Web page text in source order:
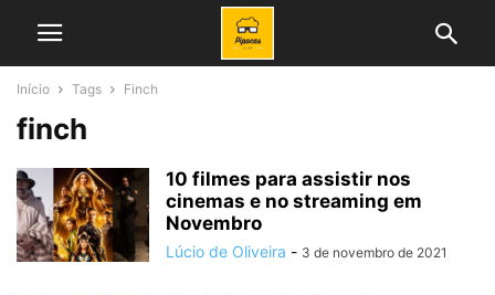
Início Tags Finch
finch
10 filmes para assistir nos
cinemas e no streaming em
Novembro
Lúcio de Oliveira - 3 de novembro de 2021